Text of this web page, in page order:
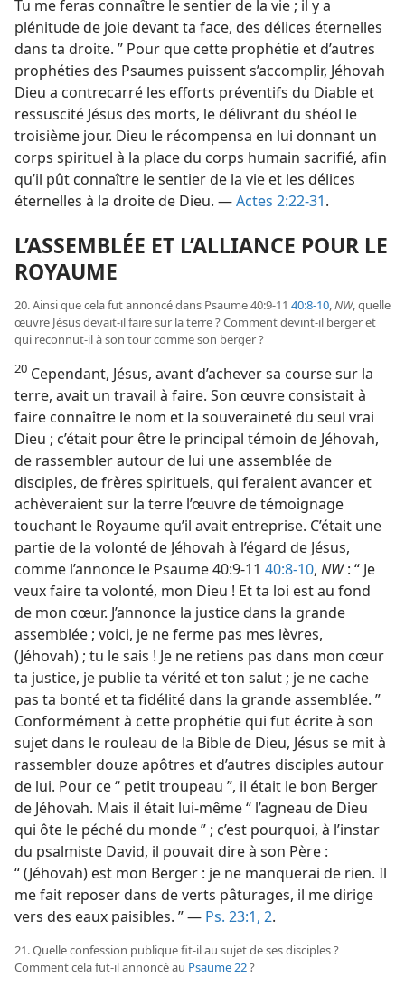
Tu me feras connaître le sentier de la vie ; il y a
plénitude de joie devant ta face, des délices éternelles
dans ta droite. ” Pour que cette prophétie et d’autres
prophéties des Psaumes puissent s’accomplir, Jéhovah
Dieu a contrecarré les efforts préventifs du Diable et
ressuscité Jésus des morts, le délivrant du shéol le
troisième jour. Dieu le récompensa en lui donnant un
corps spirituel à la place du corps humain sacrifié, afin
qu’il pût connaître le sentier de la vie et les délices
éternelles à la droite de Dieu. —Actes 2:22-31.
L’ASSEMBLÉE ET L’ALLIANCE POUR LE
ROYAUME
20. Ainsi que cela fut annoncé dans Psaume 40:9-11 40:8-10,NW, quelle
œuvre Jésus devait-​il faire sur la terre ? Comment devint-​il berger et
qui reconnut-​il à son tour comme son berger ?
20 Cependant, Jésus, avant d’achever sa course sur la
terre, avait un travail à faire. Son œuvre consistait à
faire connaître le nom et la souveraineté du seul vrai
Dieu ; c’était pour être le principal témoin de Jéhovah,
de rassembler autour de lui une assemblée de
disciples, de frères spirituels, qui feraient avancer et
achèveraient sur la terre l’œuvre de témoignage
touchant le Royaume qu’il avait entreprise. C’était une
partie de la volonté de Jéhovah à l’égard de Jésus,
comme l’annonce le Psaume 40:9-11 40:8-10, NW: “ Je
veux faire ta volonté, mon Dieu ! Et ta loi est au fond
de mon cœur. J’annonce la justice dans la grande
assemblée ; voici, je ne ferme pas mes lèvres,
(Jéhovah) ; tu le sais ! Je ne retiens pas dans mon cœur
ta justice, je publie ta vérité et ton salut ; je ne cache
pas ta bonté et ta fidélité dans la grande assemblée. ”
Conformément à cette prophétie qui fut écrite à son
sujet dans le rouleau de la Bible de Dieu, Jésus se mit à
rassembler douze apôtres et d’autres disciples autour
de lui. Pour ce “ petit troupeau ”, il était le bon Berger
de Jéhovah. Mais il était lui-​même “ l’agneau de Dieu
qui ôte le péché du monde ” ; c’est pourquoi, à l’instar
du psalmiste David, il pouvait dire à son Père :
“ (Jéhovah) est mon Berger : je ne manquerai de rien. Il
me fait reposer dans de verts pâturages, il me dirige
vers des eaux paisibles. ” — Ps. 23:1, 2.
21. Quelle confession publique fit-​il au sujet de ses disciples ?
Comment cela fut-​il annoncé au Psaume 22?